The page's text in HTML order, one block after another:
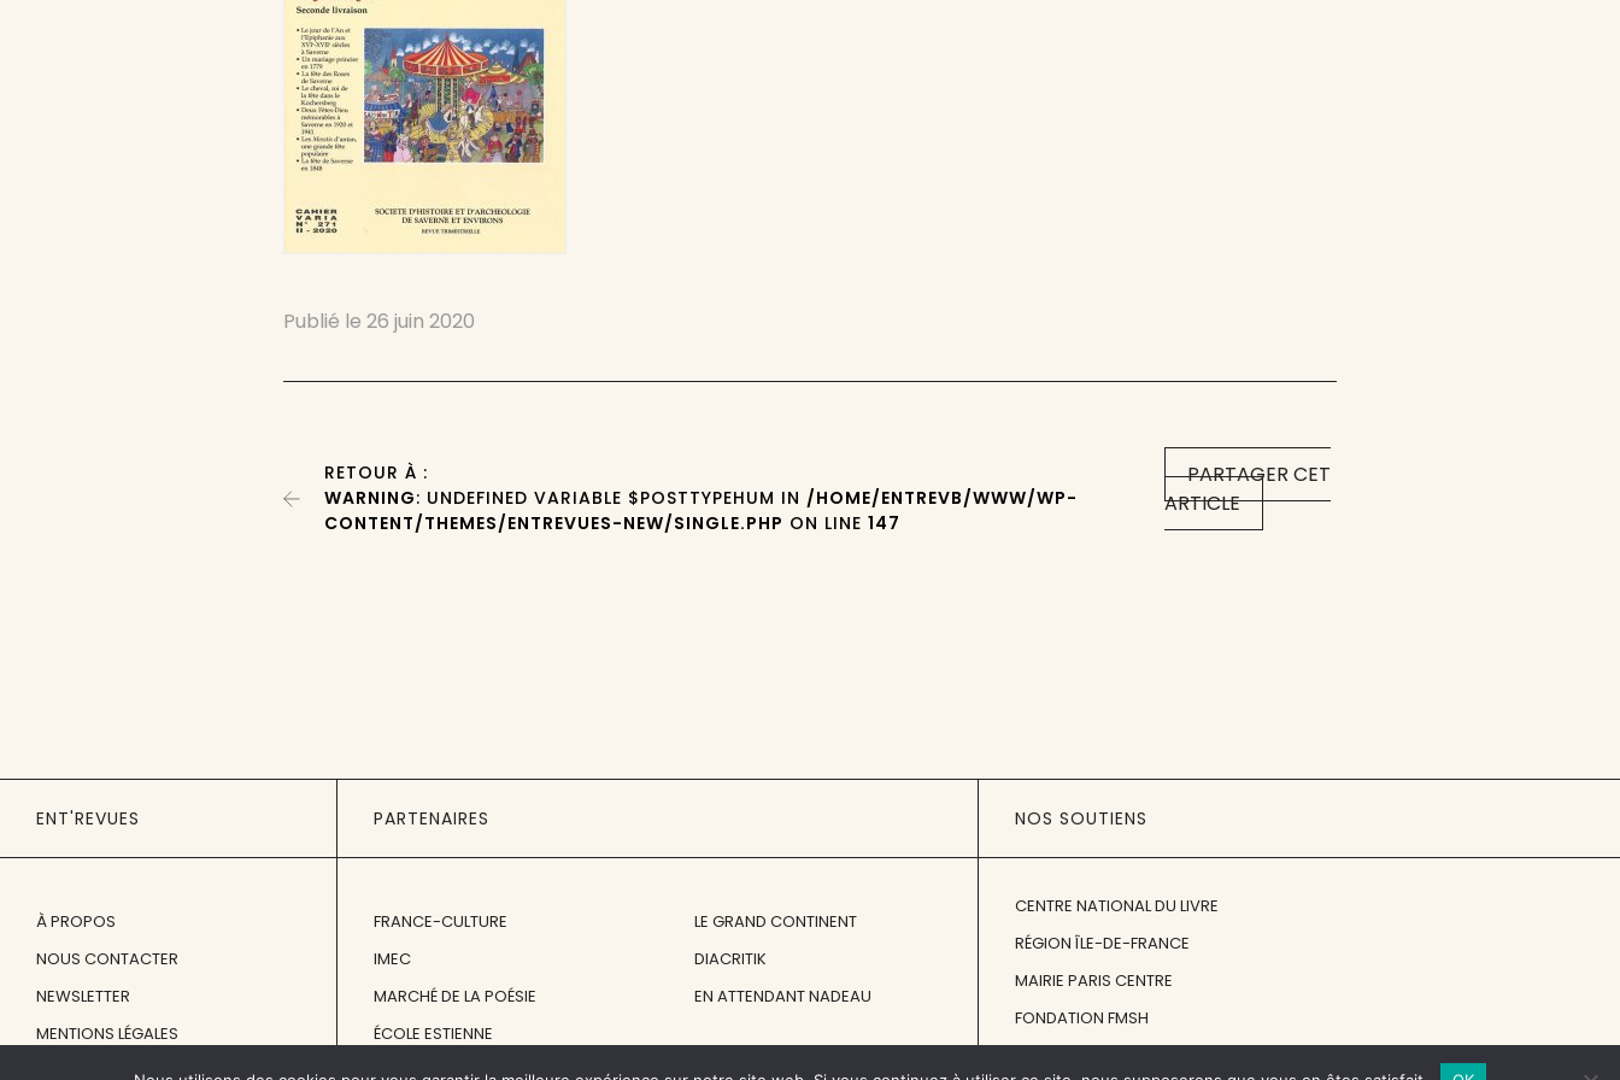
Publié le26 juin 2020
PARTAGER CET
ARTICLE
RETOUR À :
WARNING: UNDEFINED VARIABLE $POSTTYPEHUM IN /HOME/ENTREVB/WWW/WP-
CONTENT/THEMES/ENTREVUES-NEW/SINGLE.PHP ON LINE147
ENT'REVUES
À PROPOS
NOUS CONTACTER
NEWSLETTER
MENTIONS LÉGALES
PARTENAIRES
FRANCE-CULTURE
IMEC
MARCHÉ DE LA POÉSIE
ÉCOLE ESTIENNE
LE GRAND CONTINENT
DIACRITIK
EN ATTENDANT NADEAU
NOS SOUTIENS
CENTRE NATIONAL DU LIVRE
RÉGION ÎLE-DE-FRANCE
MAIRIE PARIS CENTRE
FONDATION FMSH